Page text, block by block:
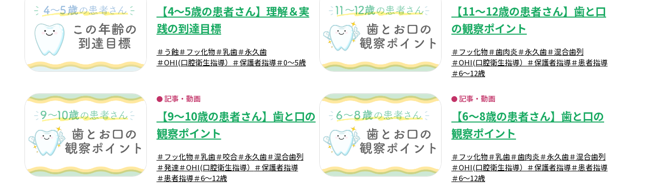
【4～5歳の患者さん】理解＆実
践の到達目標
＃う蝕＃フッ化物＃乳歯＃永久歯
＃OHI(口腔衛生指導） ＃保護者指導＃0～5歳
【11～12歳の患者さん】歯と口
の観察ポイント
＃フッ化物＃歯肉炎＃永久歯＃混合歯列
＃OHI(口腔衛生指導） ＃保護者指導＃患者指導
＃6～12歳
記事・動画
【9～10歳の患者さん】歯と口の
観察ポイント
＃フッ化物＃乳歯＃咬合＃永久歯＃混合歯列
＃発達＃OHI(口腔衛生指導） ＃保護者指導
＃患者指導＃6～12歳
記事・動画
【6～8歳の患者さん】歯と口の
観察ポイント
＃フッ化物＃乳歯＃歯肉炎＃永久歯＃混合歯列
＃OHI(口腔衛生指導） ＃保護者指導＃患者指導
＃6～12歳